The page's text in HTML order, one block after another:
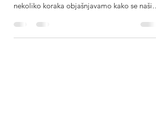
nekoliko koraka objašnjavamo kako se našim